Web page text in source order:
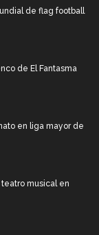
de flag football
de El Fantasma
en liga mayor de
musical en